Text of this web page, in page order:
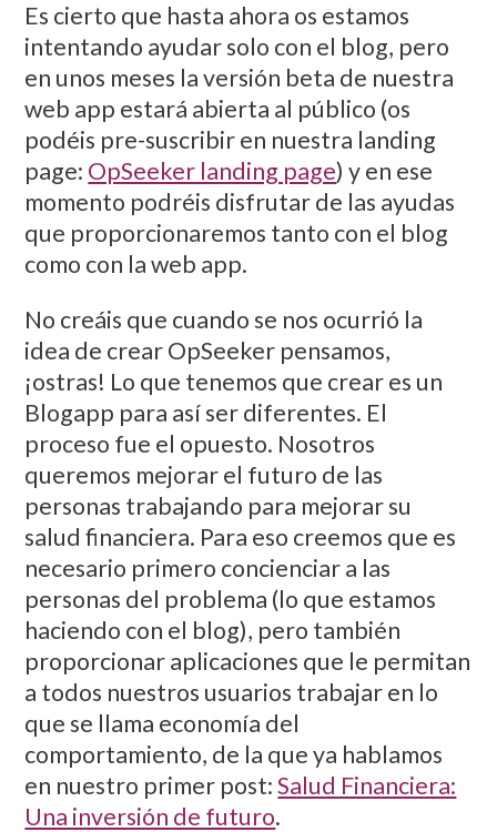
Es cierto que hasta ahora os estamos
intentando ayudar solo con el blog, pero
en unos meses la versión beta de nuestra
web app estará abierta al público (os
podéis pre-suscribir en nuestra landing
page: OpSeeker landing page) y en ese
momento podréis disfrutar de las ayudas
que proporcionaremos tanto con el blog
como con la web app.
No creáis que cuando se nos ocurrió la
idea de crear OpSeeker pensamos,
¡ostras! Lo que tenemos que crear es un
Blogapp para así ser diferentes. El
proceso fue el opuesto. Nosotros
queremos mejorar el futuro de las
personas trabajando para mejorar su
salud financiera. Para eso creemos que es
necesario primero concienciar a las
personas del problema (lo que estamos
haciendo con el blog), pero también
proporcionar aplicaciones que le permitan
a todos nuestros usuarios trabajar en lo
que se llama economía del
comportamiento, de la que ya hablamos
en nuestro primer post:Salud Financiera:
Una inversión de futuro.